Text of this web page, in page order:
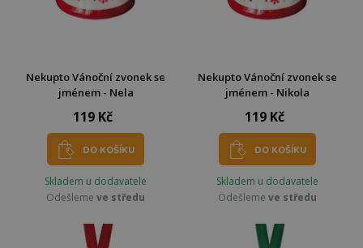
Nekupto Vánoční zvonek se
jménem - Nela
119 Kč
DO KOŠÍKU
Skladem u dodavatele
Odešleme ve středu
Nekupto Vánoční zvonek se
jménem - Nikola
119 Kč
DO KOŠÍKU
Skladem u dodavatele
Odešleme ve středu